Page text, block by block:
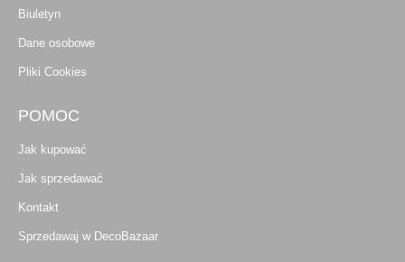
Biuletyn
Dane osobowe
Pliki Cookies
POMOC
Jak kupować
Jak sprzedawać
Kontakt
Sprzedawaj w DecoBazaar